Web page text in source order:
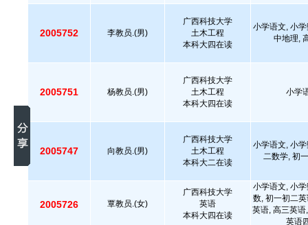
2005752 李教员.(男)
广西科技大学
土木工程
本科大四在读
小学语文, 小
中地理,
2005751 杨教员.(男)
广西科技大学
土木工程
本科大四在读
小学
2005747 向教员.(男)
广西科技大学
土木工程
本科大二在读
小学语文, 小
二数学, 初
2005726 覃教员.(女)
广西科技大学
英语
本科大四在读
小学语文, 小
数, 初一初二
英语, 高三英
英语